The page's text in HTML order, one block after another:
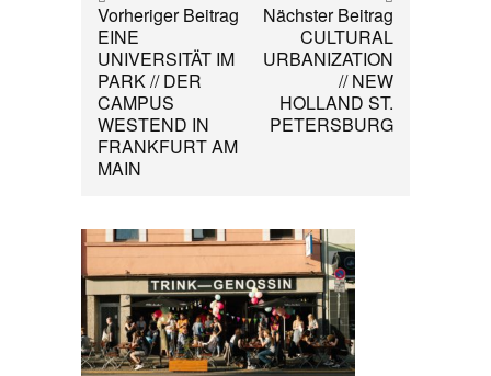
Vorheriger Beitrag
EINE
UNIVERSITÄT IM
PARK // DER
CAMPUS
WESTEND IN
FRANKFURT AM
MAIN
Nächster Beitrag
CULTURAL
URBANIZATION
// NEW
HOLLAND ST.
PETERSBURG